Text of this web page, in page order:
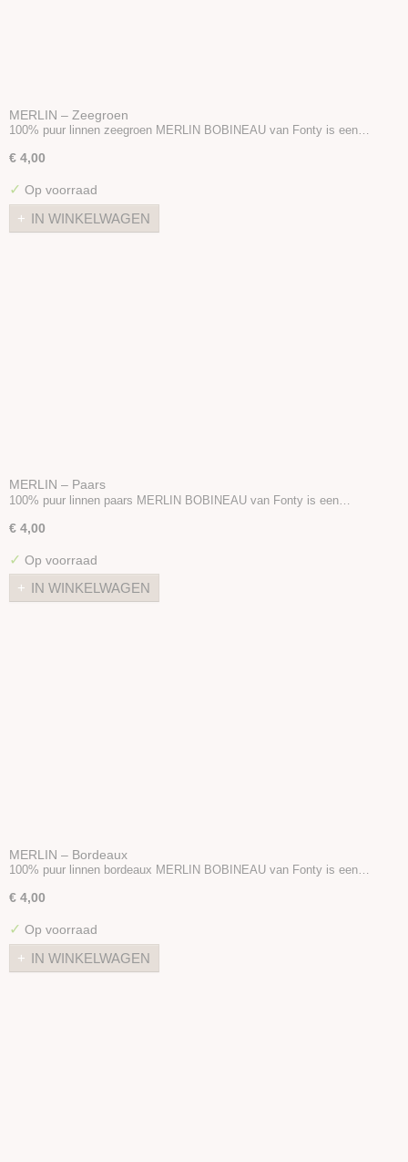
MERLIN – Zeegroen
100% puur linnen zeegroen MERLIN BOBINEAU van Fonty is een…
€ 4,00
✓ Op voorraad
IN WINKELWAGEN
MERLIN – Paars
100% puur linnen paars MERLIN BOBINEAU van Fonty is een…
€ 4,00
✓ Op voorraad
IN WINKELWAGEN
MERLIN – Bordeaux
100% puur linnen bordeaux MERLIN BOBINEAU van Fonty is een…
€ 4,00
✓ Op voorraad
IN WINKELWAGEN